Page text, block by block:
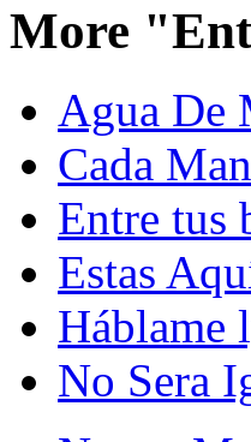
More
Agua De
Cada
Entre tus
Estas
Háblame
No Sera